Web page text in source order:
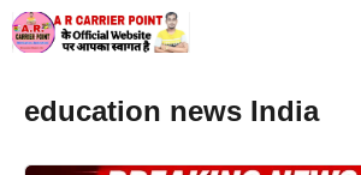
Skip
to
education news India